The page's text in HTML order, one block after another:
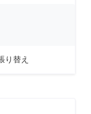
り替え